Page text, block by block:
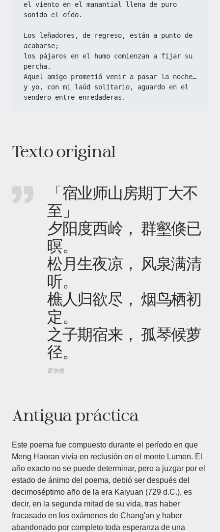
el viento en el manantial llena de puro
sonido el oído.
Los leñadores, de regreso, están a punto de
acabarse;
los pájaros en el humo comienzan a fijar su
percha.
Aquel amigo prometió venir a pasar la noche…
y yo, con mi laúd solitario, aguardo en el
sendero entre enredaderas.
Texto original
「宿业师山房期丁大不
至」
夕阳度西岭， 群壑倏已
暝。
松月生夜凉， 风泉满清
听。
樵人归欲尽， 烟鸟栖初
定。
之子期宿来， 孤琴候萝
径。
孟浩然
Antigua práctica
Este poema fue compuesto durante el período en que
Meng Haoran vivía en reclusión en el monte Lumen. El
año exacto no se puede determinar, pero a juzgar por el
estado de ánimo del poema, debió ser después del
decimoséptimo año de la era Kaiyuan (729 d.C.), es
decir, en la segunda mitad de su vida, tras haber
fracasado en los exámenes de Chang'an y haber
abandonado por completo toda esperanza de una